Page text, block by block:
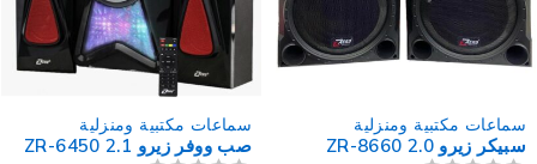
سماعات مكتبية ومنزلية
سبيكر زيرو ZR-8660 2.0
سماعات مكتبية ومنزلية
صب ووفر زيرو ZR-6450 2.1